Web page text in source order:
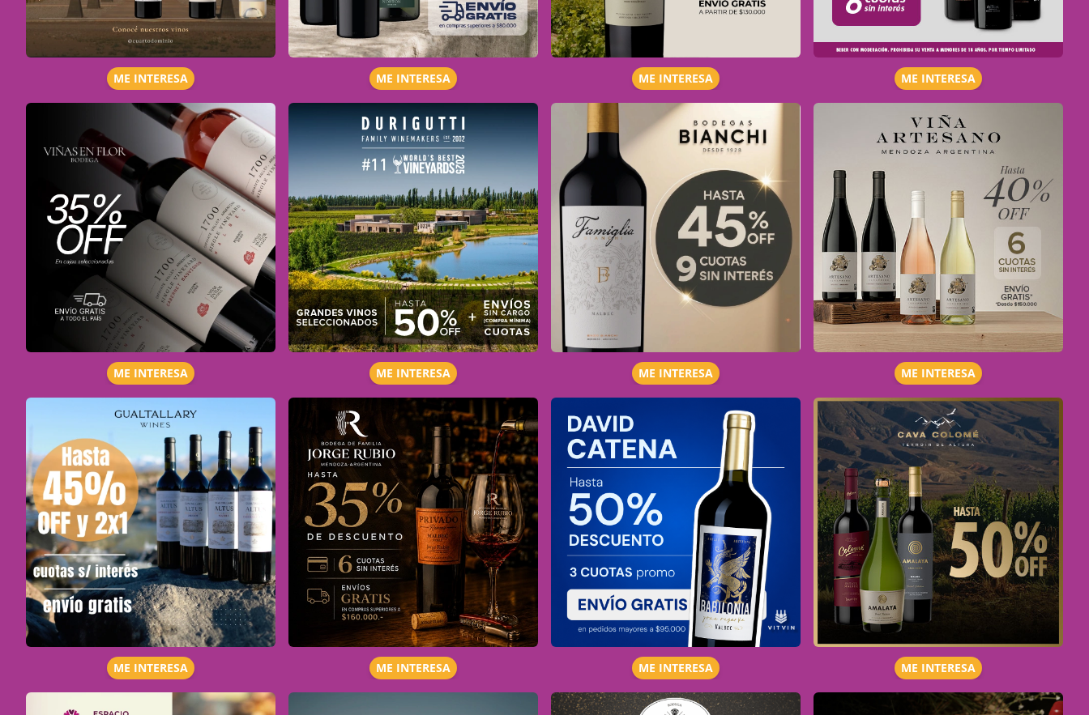
ME INTERESA ME INTERESA ME INTERESA ME INTERESA
ME INTERESA ME INTERESA ME INTERESA ME INTERESA
ME INTERESA ME INTERESA ME INTERESA ME INTERESA